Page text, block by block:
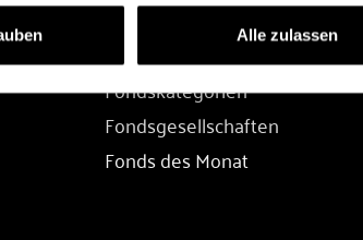
Alle zulassen
FONDS
Fondssuche
Fondskategorien
Fondsgesellschaften
Fonds des Monat